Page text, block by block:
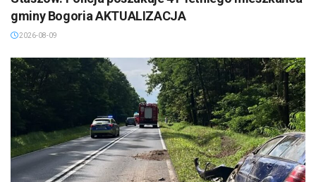
gminy Bogoria AKTUALIZACJA
2026-08-09